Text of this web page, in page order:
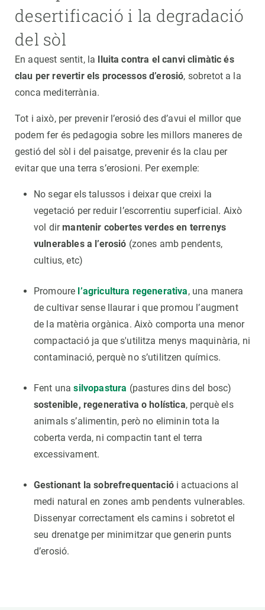
desertificació i la degradació
del sòl
En aquest sentit, la lluita contra el canvi climàtic és
clau per revertir els processos d’erosió, sobretot a la
conca mediterrània.
Tot i això, per prevenir l’erosió des d’avui el millor que
podem fer és pedagogia sobre les millors maneres de
gestió del sòl i del paisatge, prevenir és la clau per
evitar que una terra s’erosioni. Per exemple:
No segar els talussos i deixar que creixi la
vegetació per reduir l’escorrentiu superficial. Això
vol dirmantenir cobertes verdes en terrenys
vulnerables a l’erosió (zones amb pendents,
cultius, etc)
Promoure l’agricultura regenerativa, una manera
de cultivar sense llaurar i que promou l’augment
de la matèria orgànica. Això comporta una menor
compactació ja que s'utilitza menys maquinària, ni
contaminació, perquè no s’utilitzen químics.
Fent unasilvopastura (pastures dins del bosc)
sostenible, regenerativa o holística, perquè els
animals s’alimentin, però no eliminin tota la
coberta verda, ni compactin tant el terra
excessivament.
Gestionant la sobrefrequentaciói actuacions al
medi natural en zones amb pendents vulnerables.
Dissenyar correctament els camins i sobretot el
seu drenatge per minimitzar que generin punts
d’erosió.